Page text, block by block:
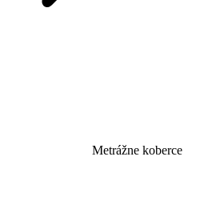
Metrážne koberce